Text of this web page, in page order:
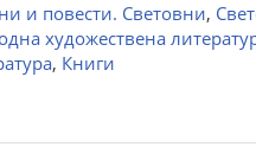
и повести. Световни,
художествена
, Книги